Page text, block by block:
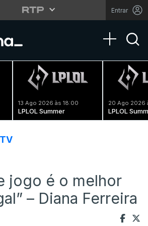
Entrar
Toggle
13 Ago 2026 às 18:00
LPLOL Summer
20 Ago 2026
LPLOL
jogo é o melhor
– Diana Ferreira